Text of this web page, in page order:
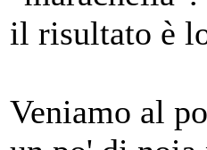
il risultato è
Veniamo al